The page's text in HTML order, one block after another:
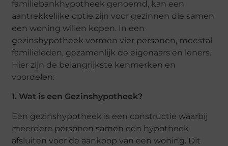
familiebankhypotheek genoemd, kan een
aantrekkelijke optie zijn voor gezinnen die samen
een woning willen kopen. In een
gezinshypotheek vormen vier personen, meestal
familieleden, gezamenlijk de eigenaars en leners.
Hier zijn de belangrijkste kenmerken en
voordelen:
1. Wat is een Gezinshypotheek?
Een gezinshypotheek is een constructie waarbij
meerdere personen samen een hypotheek
afsluiten voor de aankoop van een woning. Dit